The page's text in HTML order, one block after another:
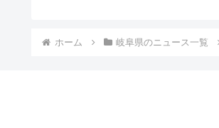
ホーム 岐阜県のニュース一覧